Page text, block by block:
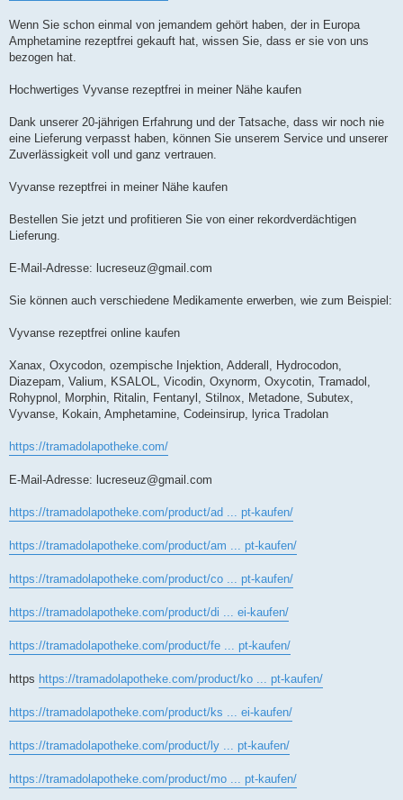
Wenn Sie schon einmal von jemandem gehört haben, der in Europa
Amphetamine rezeptfrei gekauft hat, wissen Sie, dass er sie von uns
bezogen hat.
Hochwertiges Vyvanse rezeptfrei in meiner Nähe kaufen
Dank unserer 20-jährigen Erfahrung und der Tatsache, dass wir noch nie
eine Lieferung verpasst haben, können Sie unserem Service und unserer
Zuverlässigkeit voll und ganz vertrauen.
Vyvanse rezeptfrei in meiner Nähe kaufen
Bestellen Sie jetzt und profitieren Sie von einer rekordverdächtigen
Lieferung.
E-Mail-Adresse: lucreseuz@gmail.com
Sie können auch verschiedene Medikamente erwerben, wie zum Beispiel:
Vyvanse rezeptfrei online kaufen
Xanax, Oxycodon, ozempische Injektion, Adderall, Hydrocodon,
Diazepam, Valium, KSALOL, Vicodin, Oxynorm, Oxycotin, Tramadol,
Rohypnol, Morphin, Ritalin, Fentanyl, Stilnox, Metadone, Subutex,
Vyvanse, Kokain, Amphetamine, Codeinsirup, lyrica Tradolan
https://tramadolapotheke.com/
E-Mail-Adresse: lucreseuz@gmail.com
https://tramadolapotheke.com/product/ad ... pt-kaufen/
https://tramadolapotheke.com/product/am ... pt-kaufen/
https://tramadolapotheke.com/product/co ... pt-kaufen/
https://tramadolapotheke.com/product/di ... ei-kaufen/
https://tramadolapotheke.com/product/fe ... pt-kaufen/
https https://tramadolapotheke.com/product/ko ... pt-kaufen/
https://tramadolapotheke.com/product/ks ... ei-kaufen/
https://tramadolapotheke.com/product/ly ... pt-kaufen/
https://tramadolapotheke.com/product/mo ... pt-kaufen/